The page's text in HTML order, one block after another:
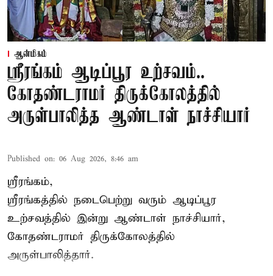
ஆன்மிகம்
ஸ்ரீரங்கம் ஆடிப்பூர உற்சவம்..
கோதண்டராமர் திருக்கோலத்தில்
அருள்பாலித்த ஆண்டாள் நாச்சியார்
Published on: 06 Aug 2026, 8:46 am
ஸ்ரீரங்கம்,
ஸ்ரீரங்கத்தில் நடைபெற்று வரும் ஆடிப்பூர
உற்சவத்தில் இன்று ஆண்டாள் நாச்சியார்,
கோதண்டராமர் திருக்கோலத்தில்
அருள்பாலித்தார்.